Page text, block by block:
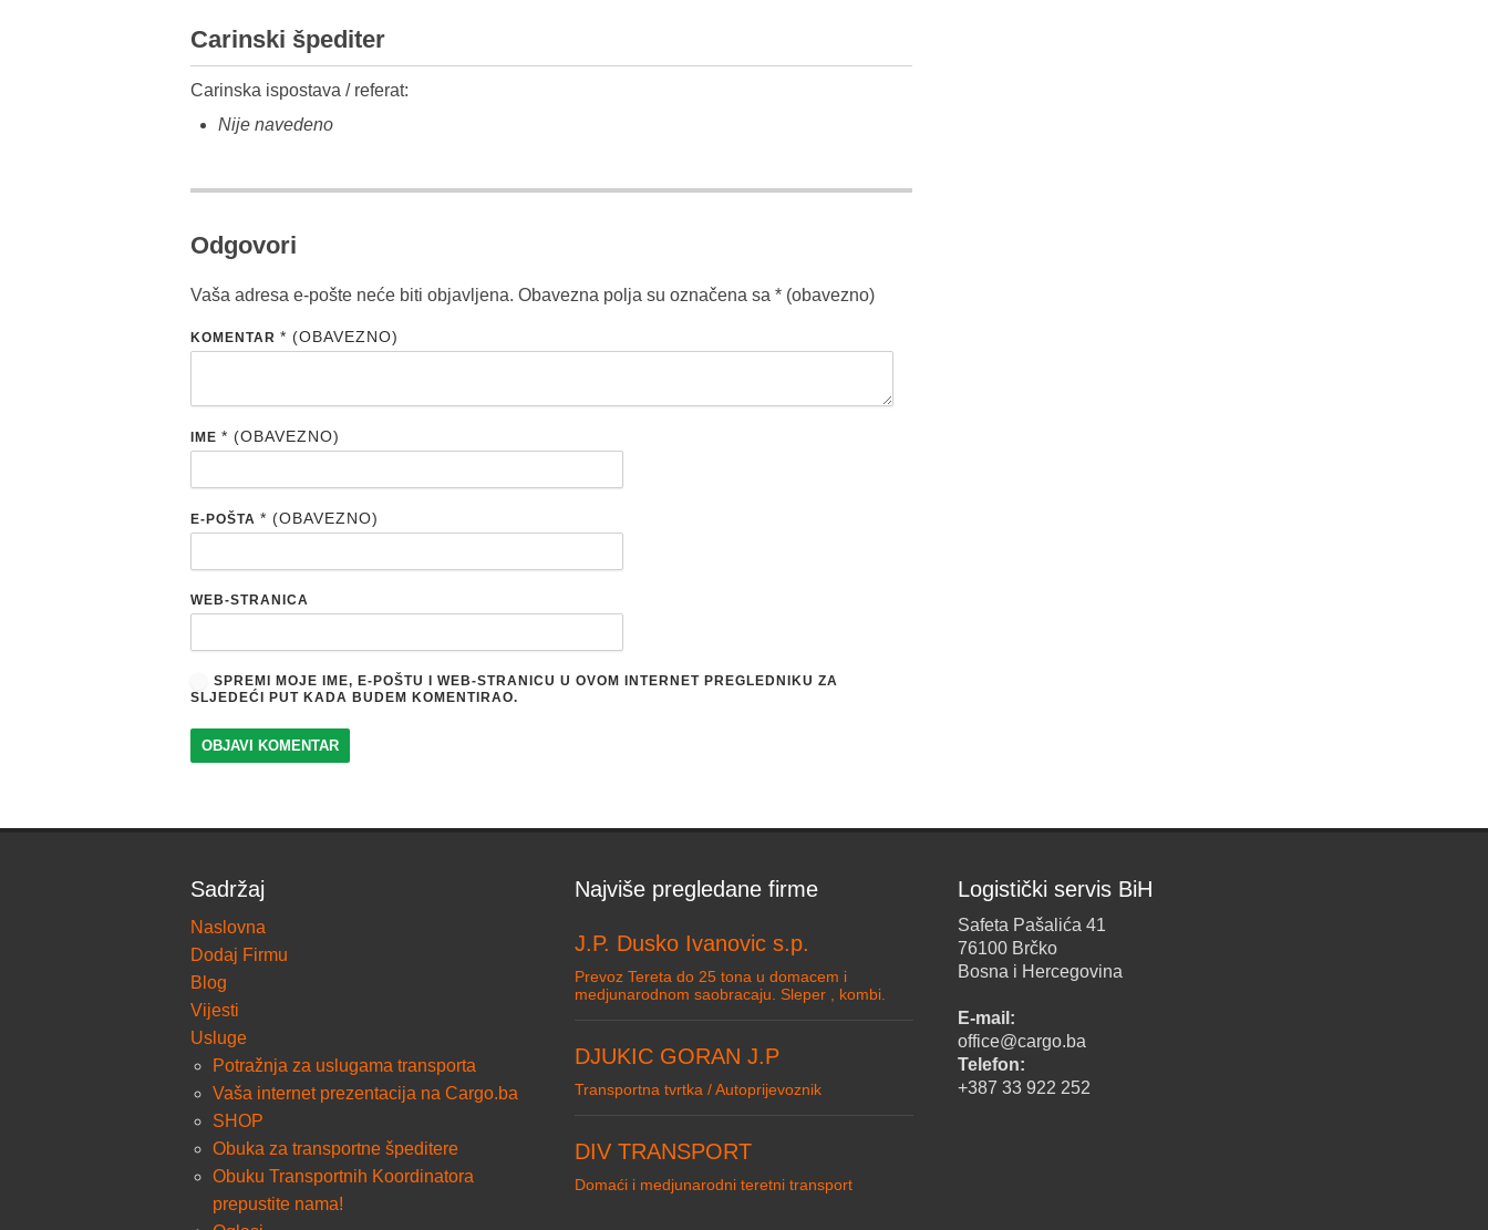
Carinski špediter
Carinska ispostava / referat:
Nije navedeno
Odgovori
Vaša adresa e-pošte neće biti objavljena. Obavezna polja su označena sa * (obavezno)
KOMENTAR * (OBAVEZNO)
IME * (OBAVEZNO)
E-POŠTA * (OBAVEZNO)
WEB-STRANICA
SPREMI MOJE IME, E-POŠTU I WEB-STRANICU U OVOM INTERNET PREGLEDNIKU ZA
SLJEDEĆI PUT KADA BUDEM KOMENTIRAO.
Sadržaj
Naslovna
Dodaj Firmu
Blog
Vijesti
Usluge
Potražnja za uslugama transporta
Vaša internet prezentacija na Cargo.ba
SHOP
Obuka za transportne špeditere
Obuku Transportnih Koordinatora
prepustite nama!
Najviše pregledane firme
J.P. Dusko Ivanovic s.p.
Prevoz Tereta do 25 tona u domacem i
medjunarodnom saobracaju. Sleper , kombi.
DJUKIC GORAN J.P
Transportna tvrtka / Autoprijevoznik
DIV TRANSPORT
Domaći i medjunarodni teretni transport
Logistički servis BiH
Safeta Pašalića 41
76100 Brčko
Bosna i Hercegovina
E-mail:
office@cargo.ba
Telefon:
+387 33 922 252